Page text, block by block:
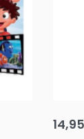
14,95